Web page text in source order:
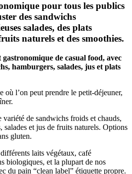
pour tous les publics
des sandwichs
salades, des plats
naturels et des smoothies.
de casual food, avec
hamburgers, salades, jus et plats
où l’on peut prendre le petit-déjeuner,
de sandwichs froids et chauds,
salades et jus de fruits naturels. Options
gluten.
laits végétaux, café
biologiques, et la plupart de nos
du pain “clean label” étiquette propre.